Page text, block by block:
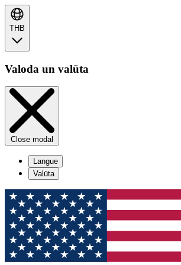
THB
Valoda un valūta
Close modal
Langue
Valūta